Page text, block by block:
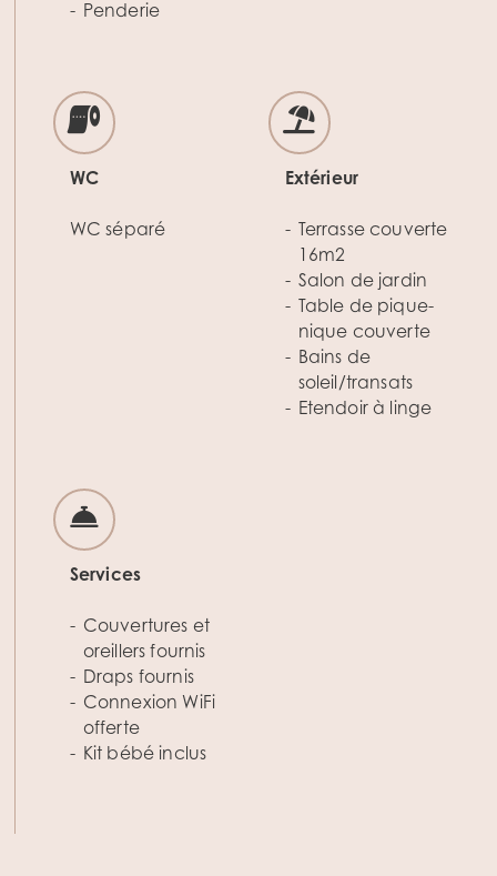
Penderie
WC
WC séparé
Extérieur
Terrasse couverte
16m2
Salon de jardin
Table de pique-
nique couverte
Bains de
soleil/transats
Etendoir à linge
Services
Couvertures et
oreillers fournis
Draps fournis
Connexion WiFi
offerte
Kit bébé inclus